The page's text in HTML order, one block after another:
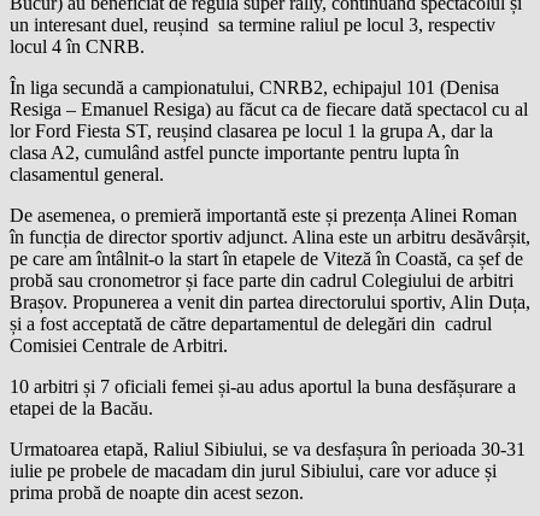
un interesant duel, reușind sa termine raliul pe locul 3, respectiv
locul 4 în CNRB.
În liga secundă a campionatului, CNRB2, echipajul 101 (Denisa
Resiga – Emanuel Resiga) au făcut ca de fiecare dată spectacol cu al
lor Ford Fiesta ST, reușind clasarea pe locul 1 la grupa A, dar la
clasa A2, cumulând astfel puncte importante pentru lupta în
clasamentul general.
De asemenea, o premieră importantă este și prezența Alinei Roman
în funcția de director sportiv adjunct. Alina este un arbitru desăvârșit,
pe care am întâlnit-o la start în etapele de Viteză în Coastă, ca șef de
probă sau cronometror și face parte din cadrul Colegiului de arbitri
Brașov. Propunerea a venit din partea directorului sportiv, Alin Duța,
și a fost acceptată de către departamentul de delegări din cadrul
Comisiei Centrale de Arbitri.
10 arbitri și 7 oficiali femei și-au adus aportul la buna desfășurare a
etapei de la Bacău.
Urmatoarea etapă, Raliul Sibiului, se va desfașura în perioada 30-31
iulie pe probele de macadam din jurul Sibiului, care vor aduce și
prima probă de noapte din acest sezon.